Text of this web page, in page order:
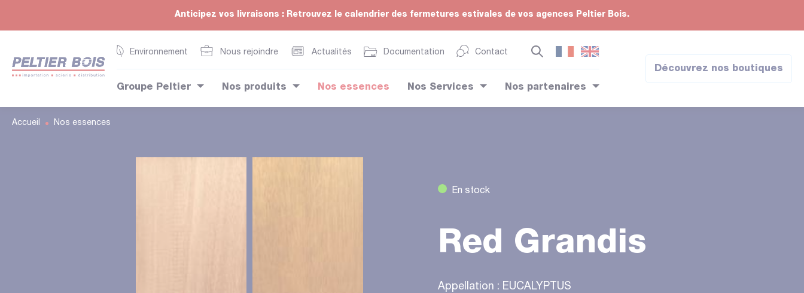
Anticipez vos livraisons : Retrouvez le calendrier des fermetures estivales de vos agences Peltier Bois.
Environnement Nous rejoindre Actualités Documentation Contact
Groupe Peltier Nos produits Nos essences Nos Services Nos partenaires
Découvrez nos boutiques
Accueil Nos essences
En stock
Red Grandis
Appellation : EUCALYPTUS